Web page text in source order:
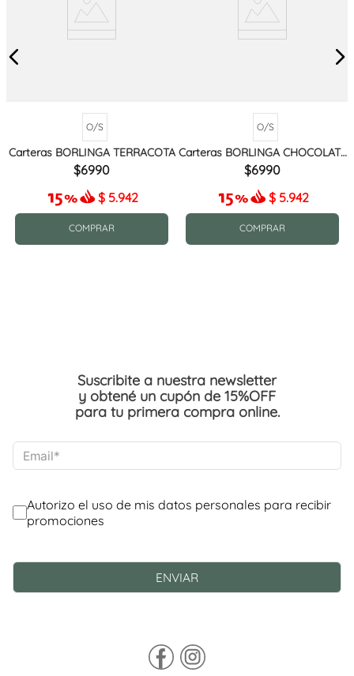
O/S
Carteras BORLINGA TERRACOTA
6990
$ 5.942
COMPRAR
O/S
Carteras BORLINGA CHOCOLATE
MIX
6990
$ 5.942
COMPRAR
Suscribite a nuestra newsletter
y obtené un cupón de 15%OFF
para tu primera compra online.